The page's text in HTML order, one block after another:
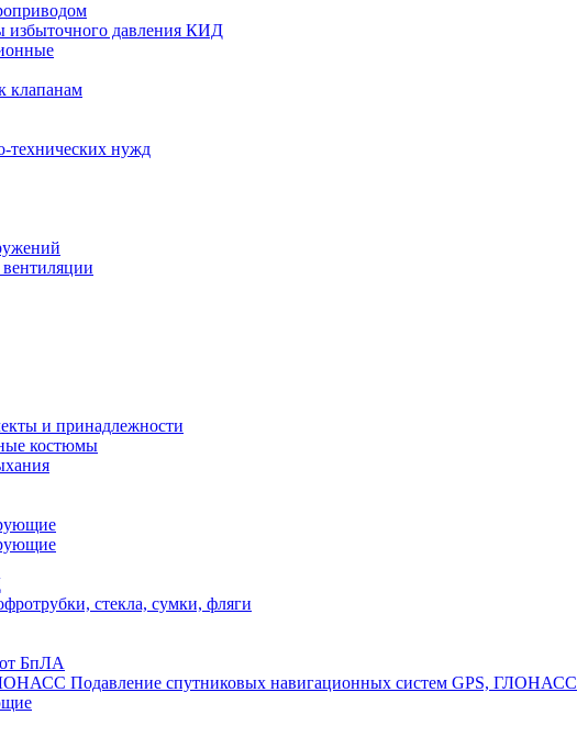
избыточного давления КИД
клапанам
технических нужд
вентиляции
и принадлежности
костюмы
стекла, сумки, фляги
БпЛА
Подавление спутниковых навигационных систем GPS, ГЛОНАСС